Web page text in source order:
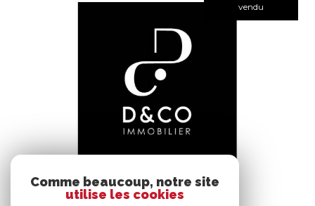
vendu
voir le bien
Bâgé-le-Châtel (01380)
Comme beaucoup, notre site
utilise les cookies